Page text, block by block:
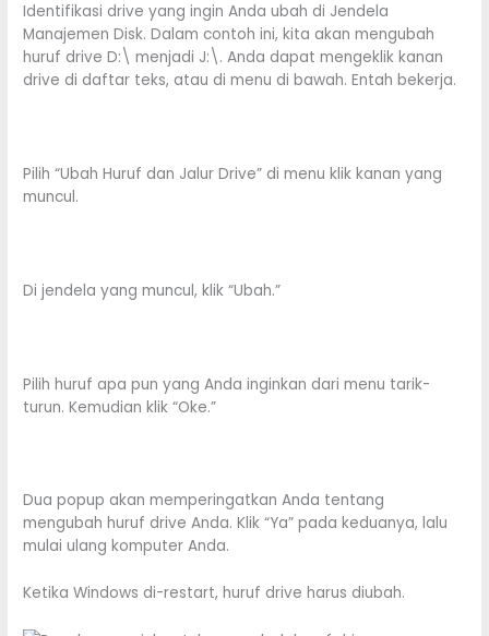
Identifikasi drive yang ingin Anda ubah di Jendela
Manajemen Disk. Dalam contoh ini, kita akan mengubah
huruf drive D:\ menjadi J:\. Anda dapat mengeklik kanan
drive di daftar teks, atau di menu di bawah. Entah bekerja.
Pilih “Ubah Huruf dan Jalur Drive” di menu klik kanan yang
muncul.
Di jendela yang muncul, klik “Ubah.”
Pilih huruf apa pun yang Anda inginkan dari menu tarik-
turun. Kemudian klik “Oke.”
Dua popup akan memperingatkan Anda tentang
mengubah huruf drive Anda. Klik “Ya” pada keduanya, lalu
mulai ulang komputer Anda.
Ketika Windows di-restart, huruf drive harus diubah.